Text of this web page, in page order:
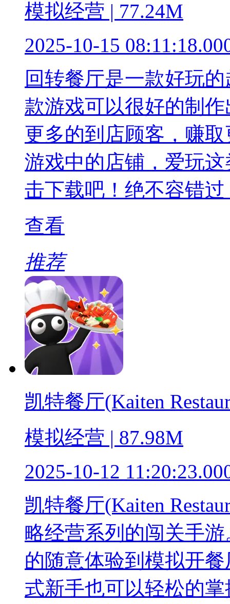
模拟经营 | 77.24M
2025-10-15
回转餐厅是一款好玩
款游戏可以很好的制
更多的到店顾客，赚
游戏中的店铺，爱玩
击下载吧！绝不容错过
查看
推荐
凯特餐厅(Kaiten
模拟经营 | 87.98M
2025-10-12
凯特餐厅(Kaiten
略经营系列的闯关手
的随意体验到模拟开
式新手也可以轻松的